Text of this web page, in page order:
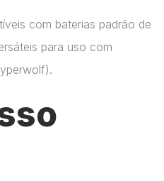
com baterias padrão de
para uso com